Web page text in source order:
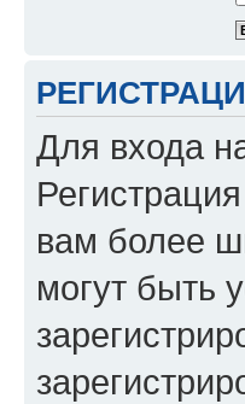
Для входа
вам более
могут быть